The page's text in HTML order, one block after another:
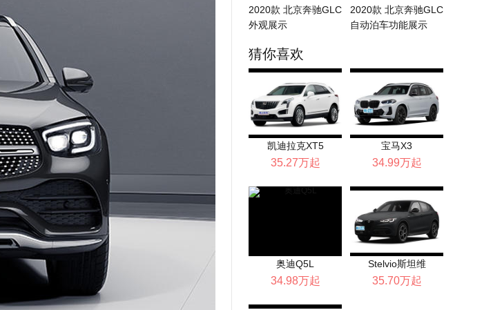
2020款 北京奔驰GLC
外观展示
2020款 北京奔驰GLC
自动泊车功能展示
猜你喜欢
凯迪拉克XT5
35.27万起
宝马X3
34.99万起
奥迪Q5L
34.98万起
Stelvio斯坦维
35.70万起